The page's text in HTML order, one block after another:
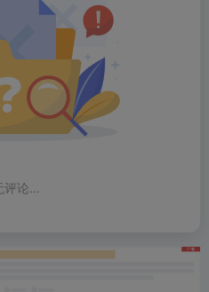
评论...